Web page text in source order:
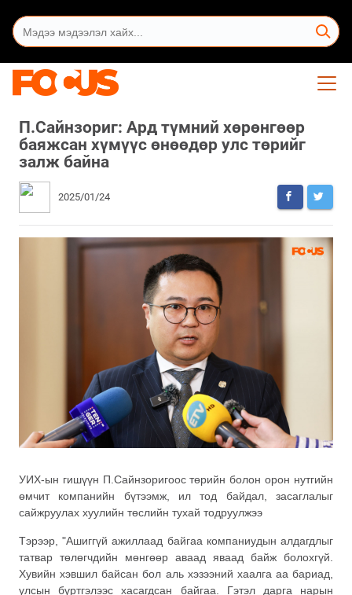
П.Сайнзориг: Ард түмний хөрөнгөөр
баяжсан хүмүүс өнөөдөр улс төрийг
залж байна
2025/01/24
УИХ-ын гишүүн П.Сайнзоригоос төрийн болон орон нутгийн
өмчит компанийн бүтээмж, ил тод байдал, засаглалыг
сайжруулах хуулийн төслийн тухай тодруулжээ
Тэрээр, "Ашиггүй ажиллаад байгаа компаниудын алдагдлыг
татвар төлөгчдийн мөнгөөр аваад яваад байж болохгүй.
Хувийн хэвшил байсан бол аль хэзээний хаалга аа бариад,
улсын бүртгэлээс хасагдсан байгаа. Гэтэл дарга нарын